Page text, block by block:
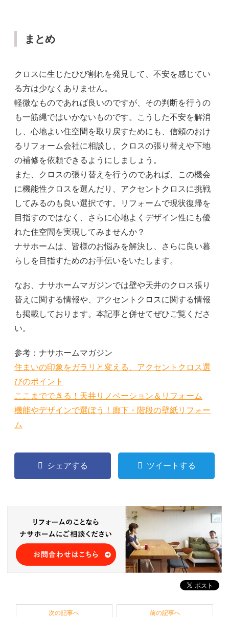
まとめ
クロスに生じたひび割れを発見して、不安を感じてい
る方は少なくありません。
軽微なものであれば良いのですが、その判断を行うの
も一筋縄ではいかないものです。こうした不安を解消
し、心地よい住空間を取り戻すためにも、信頼のおけ
るリフォーム会社に相談し、クロスの張り替えや下地
の補修を依頼できるようにしましょう。
また、クロスの張り替えを行うのであれば、この機会
に機能性クロスを選んだり、アクセントクロスに挑戦
してみるのも良い選択です。リフォームで現状復帰を
目指すのではなく、さらに心地よくデザイン性にも優
れた住空間を実現してみませんか？
ナサホームは、皆様のお悩みを解決し、さらに良い暮
らしを目指すためのお手伝いをいたします。
なお、ナサホームマガジンでは壁や天井のクロス張り
替えに関する情報や、アクセントクロスに関する情報
も掲載しております。本記事と併せてぜひご覧くださ
い。
参考：ナサホームマガジン
住まいの印象をガラリと変える、アクセントクロス選
びのポイント
ここまでできる！天井リノベーション＆リフォーム
機能やデザインで選ぼう！廊下・階段の壁紙リフォー
ム
シェアする ツイートする
次の記事へ 前の記事へ